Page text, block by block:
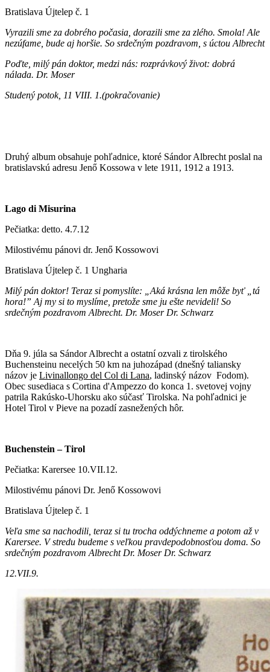
Bratislava Újtelep č. 1
Vyrazili sme za dobrého počasia, dorazili sme za zlého. Smola! Ale
nezúfame, bude aj horšie. So srdečným pozdravom, s úctou Albrecht
Poďte, milý pán doktor, medzi nás: rozprávkový život: dobrá
nálada. Dr. Moser
Studený potok, 11 VIII. 1.(pokračovanie)
Druhý album obsahuje pohľadnice, ktoré Sándor Albrecht poslal na
bratislavskú adresu Jenő Kossowa v lete 1911, 1912 a 1913.
Lago di Misurina
Pečiatka: detto. 4.7.12
Milostivému pánovi dr. Jenő Kossowovi
Bratislava Újtelep č. 1 Ungharia
Milý pán doktor! Teraz si pomyslíte: „Aká krásna len môže byť „tá
hora!” Aj my si to myslíme, pretože sme ju ešte nevideli! So
srdečným pozdravom Albrecht. Dr. Moser Dr. Schwarz
Dňa 9. júla sa Sándor Albrecht a ostatní ozvali z tirolského
Buchensteinu necelých 50 km na juhozápad (dnešný taliansky
názov je Livinallongo del Col di Lana, ladinský názov Fodom).
Obec susediaca s Cortina d'Ampezzo do konca 1. svetovej vojny
patrila Rakúsko-Uhorsku ako súčasť Tirolska. Na pohľadnici je
Hotel Tirol v Pieve na pozadí zasnežených hôr.
Buchenstein – Tirol
Pečiatka: Karersee 10.VII.12.
Milostivému pánovi Dr. Jenő Kossowovi
Bratislava Újtelep č. 1
Veľa sme sa nachodili, teraz si tu trocha oddýchneme a potom až v
Karersee. V stredu budeme s veľkou pravdepodobnosťou doma. So
srdečným pozdravom Albrecht Dr. Moser Dr. Schwarz
12.VII.9.